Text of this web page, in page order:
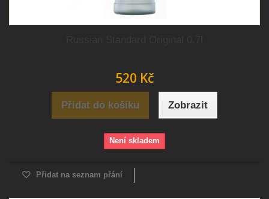
520 Kč
Přidat do košíku Zobrazit
Není skladem
Přidat na seznam přání